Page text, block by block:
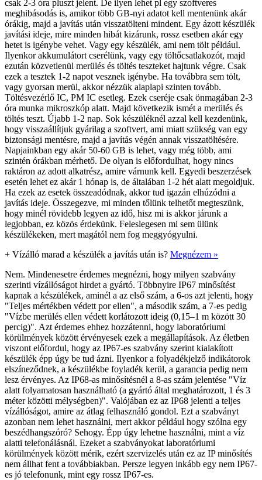
csak 2-3 óra pluszt jelent. De ilyen lehet pl egy szoftveres
meghibásodás is, amikor több GB-nyi adatot kell mentenünk akár
órákig, majd a javítás után visszatölteni mindent. Egy ázott készülék
javítási ideje, mire minden hibát kizárunk, rossz esetben akár egy
hetet is igénybe vehet. Vagy egy készülék, ami nem tölt például.
Ilyenkor akkumulátort cserélünk, vagy egy töltőcsatlakozót, majd
ezután közvetlenül merülés és töltés teszteket hajtunk végre. Csak
ezek a tesztek 1-2 napot vesznek igénybe. Ha továbbra sem tölt,
vagy gyorsan merül, akkor nézzük alaplapi szinten tovább.
Töltésvezérlő IC, PM IC esetleg. Ezek cseréje csak önmagában 2-3
óra munka mikroszkóp alatt. Majd következik ismét a merülés és
töltés teszt. Újabb 1-2 nap. Sok készüléknél azzal kell kezdenünk,
hogy visszaállítjuk gyárilag a szoftvert, ami miatt szükség van egy
biztonsági mentésre, majd a javítás végén annak visszatöltésére.
Napjainkban egy akár 50-60 GB is lehet, vagy még több, ami
szintén órákban mérhető. De olyan is előfordulhat, hogy nincs
raktáron az adott alkatrész, amire várnunk kell. Egyedi beszerzések
esetén lehet ez akár 1 hónap is, de általában 1-2 hét alatt megoldjuk.
Ha ezek az esetek összeadódnak, akkor tud igazán elhúzódni a
javítás ideje. Összegezve, mi minden tőlünk telhetőt megteszünk,
hogy minél rövidebb legyen az idő, hisz mi is akkor járunk a
legjobban, ez közös érdekünk. Feleslegesen mi sem ülünk
készülékeken, mert magától nem fog meggyógyulni.
+ Vízálló marad a készülék a javítás után is? Megnézem »
Nem. Mindenesetre érdemes megnézni, hogy milyen szabvány
szerinti vízállóságot hirdet a gyártó. Többnyire IP67 minősítést
kapnak a készülékek, aminél a az első szám, a 6-os azt jelenti, hogy
"Teljes mértékben védett por ellen", a második szám, a 7-es pedig
"Vízbe merülés ellen védett korlátozott ideig (0,15–1 m között 30
percig)". Azt érdemes ehhez hozzátenni, hogy laboratóriumi
körülmények között érvényesek ezek a megállapítások. Az életben
viszont előfordul, hogy az IP67-es szabvány szerint kialakított
készülék épp úgy be tud ázni. Ilyenkor a folyadékjelző indikátorok
elszíneződnek, a készülékbe foyladék kerül, a garancia pedig nem
lesz érvényes. Az IP68-as minősítésnél a 8-as szám jelentése "Víz
alatt folyamatosan használható (a gyártó által meghatározott, 1 és 3
méter közötti mélységben)". Valójában ez az IP68 jelenti a teljes
vízállóságot, amire az átlag felhasználó gondol. Ezt a szabványt
azonban nem lehet használni, mert akkor például hogy szólna egy
beszédhangszóró? Sehogy. Épp úgy lehetne használni, mint a víz
alatti telefonálásnál. Ezeket a szabványokat laboratóriumi
körülmények között mérik, ezért szervizelés után ez az IP minősítés
nem állhat fent a továbbiakban. Persze legyen inkább egy nem IP67-
es jó telefonunk, mint egy rossz IP67-es.